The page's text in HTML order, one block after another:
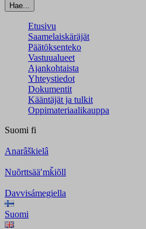
Hae...
Etusivu
Saamelaiskäräjät
Päätöksenteko
Vastuualueet
Ajankohtaista
Yhteystiedot
Dokumentit
Kääntäjät ja tulkit
Oppimateriaalikauppa
Suomi fi
Anarâškielâ
Nuõrttsääʹmǩiõll
Davvisámegiella
Suomi